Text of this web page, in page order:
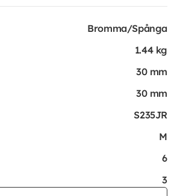
Bromma/Spånga
1.44 kg
30 mm
30 mm
S235JR
M
6
3